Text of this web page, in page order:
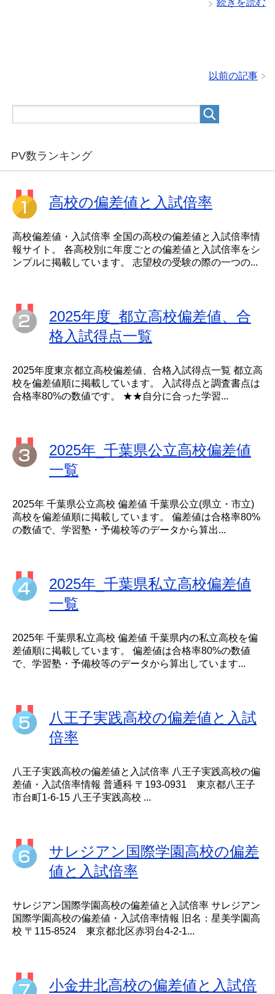
続きを読む
以前の記事
PV数ランキング
高校の偏差値と入試倍率
高校偏差値・入試倍率 全国の高校の偏差値と入試倍率情
報サイト。 各高校別に年度ごとの偏差値と入試倍率をシ
ンプルに掲載しています。 志望校の受験の際の一つの...
2025年度_都立高校偏差値、合
格入試得点一覧
2025年度東京都立高校偏差値、合格入試得点一覧 都立高
校を偏差値順に掲載しています。 入試得点と調査書点は
合格率80%の数値です。 ★★自分に合った学習...
2025年_千葉県公立高校偏差値
一覧
2025年 千葉県公立高校 偏差値 千葉県公立(県立・市立)
高校を偏差値順に掲載しています。 偏差値は合格率80%
の数値で、学習塾・予備校等のデータから算出...
2025年_千葉県私立高校偏差値
一覧
2025年 千葉県私立高校 偏差値 千葉県内の私立高校を偏
差値順に掲載しています。 偏差値は合格率80%の数値
で、学習塾・予備校等のデータから算出しています...
八王子実践高校の偏差値と入試
倍率
八王子実践高校の偏差値と入試倍率 八王子実践高校の偏
差値・入試倍率情報 普通科 〒193-0931 東京都八王子
市台町1-6-15 八王子実践高校 ...
サレジアン国際学園高校の偏差
値と入試倍率
サレジアン国際学園高校の偏差値と入試倍率 サレジアン
国際学園高校の偏差値・入試倍率情報 旧名：星美学園高
校 〒115-8524 東京都北区赤羽台4-2-1...
小金井北高校の偏差値と入試倍